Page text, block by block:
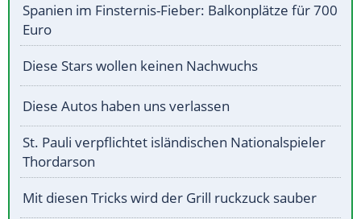
Spanien im Finsternis-Fieber: Balkonplätze für 700
Euro
Diese Stars wollen keinen Nachwuchs
Diese Autos haben uns verlassen
St. Pauli verpflichtet isländischen Nationalspieler
Thordarson
Mit diesen Tricks wird der Grill ruckzuck sauber